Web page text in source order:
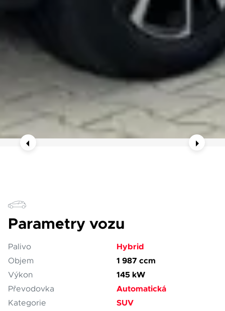
Parametry vozu
Palivo Hybrid
Objem 1 987 ccm
Výkon 145 kW
Převodovka Automatická
Kategorie SUV